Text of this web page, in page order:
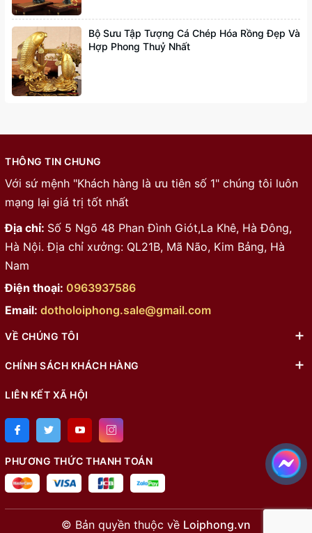
Bộ Sưu Tập Tượng Cá Chép Hóa Rồng Đẹp Và
Hợp Phong Thuỷ Nhất
THÔNG TIN CHUNG
Với sứ mệnh "Khách hàng là ưu tiên số 1" chúng tôi luôn
mạng lại giá trị tốt nhất
Địa chỉ: Số 5 Ngõ 48 Phan Đình Giót,La Khê, Hà Đông,
Hà Nội. Địa chỉ xưởng: QL21B, Mã Não, Kim Bảng, Hà
Nam
Điện thoại: 0963937586
Email: dotholoiphong.sale@gmail.com
VỀ CHÚNG TÔI
CHÍNH SÁCH KHÁCH HÀNG
LIÊN KẾT XÃ HỘI
PHƯƠNG THỨC THANH TOÁN
© Bản quyền thuộc về Loiphong.vn